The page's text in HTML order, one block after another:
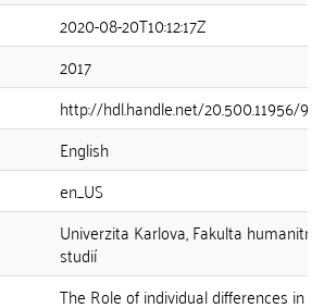
2020-08-20T10:12:17Z
2017
http://hdl.handle.net/20.500.11956/
English
en_US
Univerzita Karlova, Fakulta
studií
The Role of individual differences in